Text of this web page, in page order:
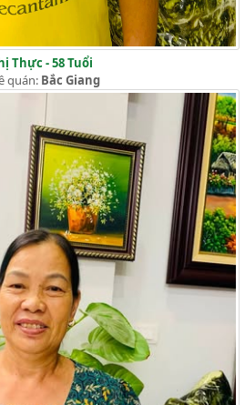
Thực - 58 Tuổi
quán: Bắc Giang